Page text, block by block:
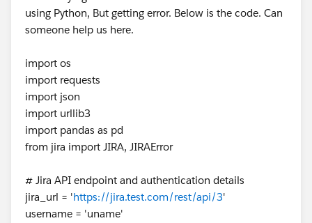
using Python, But getting error. Below is the code. Can
someone help us here.
import os
import requests
import json
import urllib3
import pandas as pd
from jira import JIRA, JIRAError
# Jira API endpoint and authentication details
jira_url = 'https://jira.test.com/rest/api/3'
username = 'uname'